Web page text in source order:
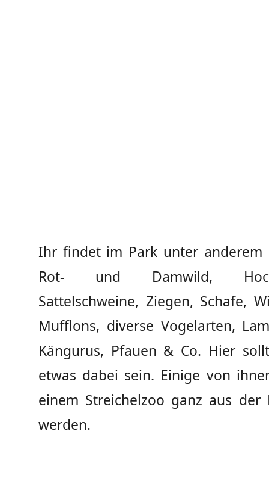
Ihr findet im Park unter anderem
Rot- und Damwild,
Sattelschweine, Ziegen, Schafe,
Mufflons, diverse Vogelarten,
Kängurus, Pfauen & Co. Hier
etwas dabei sein. Einige von
einem Streichelzoo ganz aus der
werden.